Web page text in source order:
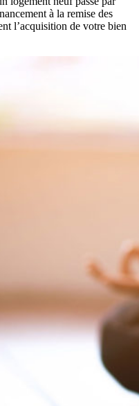
à la remise des
l’acquisition de votre bien